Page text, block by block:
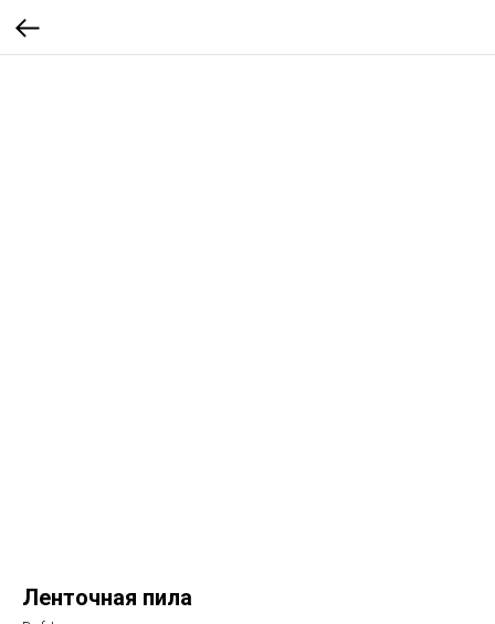
Ленточная пила